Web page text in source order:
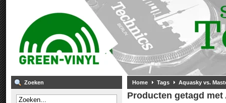
Zoeken Home Tags Aquasky vs.
Producten getagd